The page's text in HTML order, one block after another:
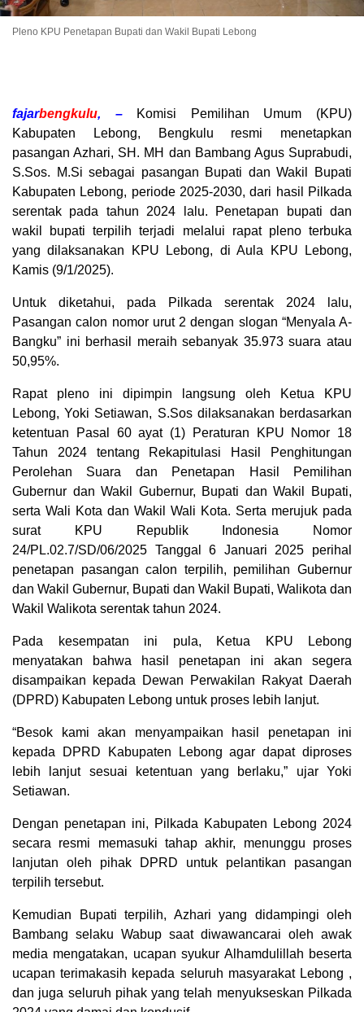
Pleno KPU Penetapan Bupati dan Wakil Bupati Lebong
fajarbengkulu, –Komisi Pemilihan Umum (KPU)
Kabupaten Lebong, Bengkulu resmi menetapkan
pasangan Azhari, SH. MH dan Bambang Agus Suprabudi,
S.Sos. M.Si sebagai pasangan Bupati dan Wakil Bupati
Kabupaten Lebong, periode 2025-2030, dari hasil Pilkada
serentak pada tahun 2024 lalu. Penetapan bupati dan
wakil bupati terpilih terjadi melalui rapat pleno terbuka
yang dilaksanakan KPU Lebong, di Aula KPU Lebong,
Kamis (9/1/2025).
Untuk diketahui, pada Pilkada serentak 2024 lalu,
Pasangan calon nomor urut 2 dengan slogan “Menyala A-
Bangku” ini berhasil meraih sebanyak 35.973 suara atau
50,95%.
Rapat pleno ini dipimpin langsung oleh Ketua KPU
Lebong, Yoki Setiawan, S.Sos dilaksanakan berdasarkan
ketentuan Pasal 60 ayat (1) Peraturan KPU Nomor 18
Tahun 2024 tentang Rekapitulasi Hasil Penghitungan
Perolehan Suara dan Penetapan Hasil Pemilihan
Gubernur dan Wakil Gubernur, Bupati dan Wakil Bupati,
serta Wali Kota dan Wakil Wali Kota. Serta merujuk pada
surat KPU Republik Indonesia Nomor
24/PL.02.7/SD/06/2025 Tanggal 6 Januari 2025 perihal
penetapan pasangan calon terpilih, pemilihan Gubernur
dan Wakil Gubernur, Bupati dan Wakil Bupati, Walikota dan
Wakil Walikota serentak tahun 2024.
Pada kesempatan ini pula, Ketua KPU Lebong
menyatakan bahwa hasil penetapan ini akan segera
disampaikan kepada Dewan Perwakilan Rakyat Daerah
(DPRD) Kabupaten Lebong untuk proses lebih lanjut.
“Besok kami akan menyampaikan hasil penetapan ini
kepada DPRD Kabupaten Lebong agar dapat diproses
lebih lanjut sesuai ketentuan yang berlaku,” ujar Yoki
Setiawan.
Dengan penetapan ini, Pilkada Kabupaten Lebong 2024
secara resmi memasuki tahap akhir, menunggu proses
lanjutan oleh pihak DPRD untuk pelantikan pasangan
terpilih tersebut.
Kemudian Bupati terpilih, Azhari yang didampingi oleh
Bambang selaku Wabup saat diwawancarai oleh awak
media mengatakan, ucapan syukur Alhamdulillah beserta
ucapan terimakasih kepada seluruh masyarakat Lebong ,
dan juga seluruh pihak yang telah menyukseskan Pilkada